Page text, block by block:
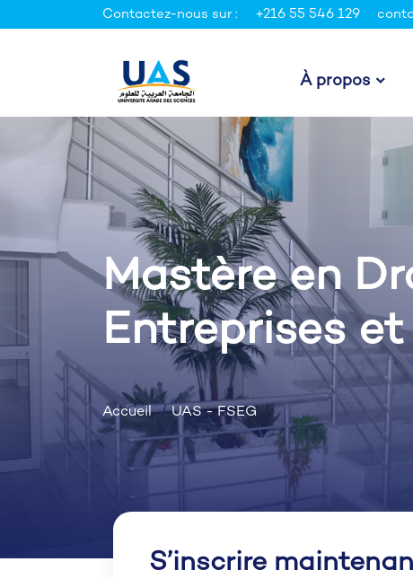
Contactez-nous sur : +216 55 546 129
À propos
Mastère en
Entreprises
Accueil UAS - FSEG
S’inscrire